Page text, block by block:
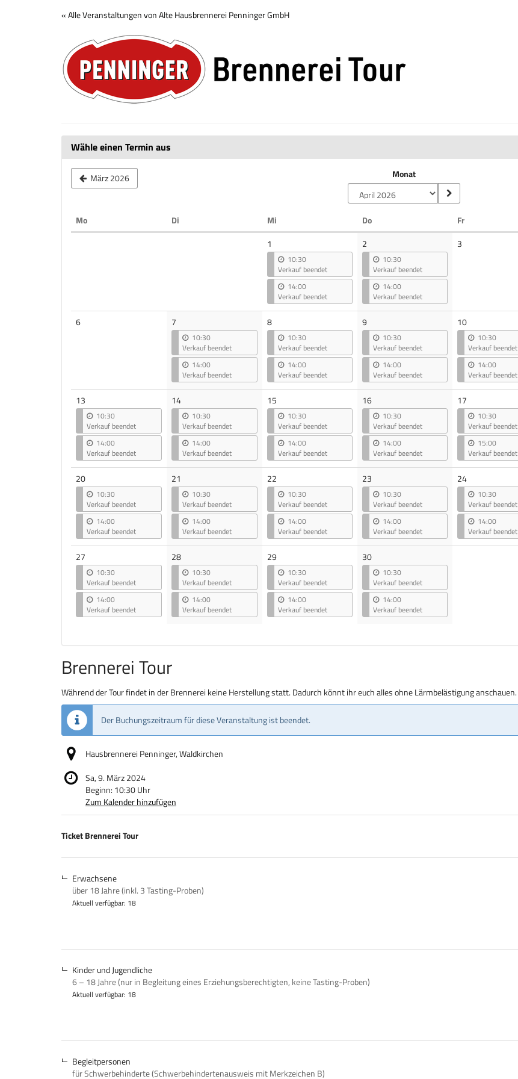
« Alle Veranstaltungen von Alte Hausbrennerei Penninger GmbH
Brennerei
Tour
Wähle einen Termin aus
März 2026 Monat
MoMontag Di Mi DoDonnerstag FrFreitag
1
10:30
Verkauf beendet
14:00
Verkauf beendet
2
10:30
Verkauf beendet
14:00
Verkauf beendet
3
6Keine
7
10:30
Verkauf beendet
14:00
Verkauf beendet
8
10:30
Verkauf beendet
14:00
Verkauf beendet
9
10:30
Verkauf beendet
14:00
Verkauf beendet
10
10:30
Verkauf beendet
14:00
Verkauf beendet
13
10:30
Verkauf beendet
14:00
Verkauf beendet
14
10:30
Verkauf beendet
14:00
Verkauf beendet
15
10:30
Verkauf beendet
14:00
Verkauf beendet
16
10:30
Verkauf beendet
14:00
Verkauf beendet
17
10:30
Verkauf beendet
15:00
Verkauf beendet
20
10:30
Verkauf beendet
14:00
Verkauf beendet
21
10:30
Verkauf beendet
14:00
Verkauf beendet
22
10:30
Verkauf beendet
14:00
Verkauf beendet
23
10:30
Verkauf beendet
14:00
Verkauf beendet
24
10:30
Verkauf beendet
14:00
Verkauf beendet
27
10:30
Verkauf beendet
14:00
Verkauf beendet
28
10:30
Verkauf beendet
14:00
Verkauf beendet
29
10:30
Verkauf beendet
14:00
Verkauf beendet
30
10:30
Verkauf beendet
14:00
Verkauf beendet
Brennerei Tour
Während der Tour findet in der Brennerei keine Herstellung statt. Dadurch könnt ihr euch alles ohne Lärmbelästigung anschauen.
Der Buchungszeitraum für diese Veranstaltung ist beendet.
Hausbrennerei Penninger, Waldkirchen
Sa, 9. März 2024
Beginn: 10:30Uhr
Zum Kalender hinzufügen
Produkte
Produkte
Ticket Brennerei Tour
Erwachsene
über 18 Jahre (inkl. 3 Tasting-Proben)
Aktuell verfügbar: 18
Kinder und Jugendliche
6 – 18 Jahre (nur in Begleitung eines Erziehungsberechtigten, keine Tasting-Proben)
Aktuell verfügbar: 18
Begleitpersonen
für Schwerbehinderte (Schwerbehindertenausweis mit Merkzeichen B)